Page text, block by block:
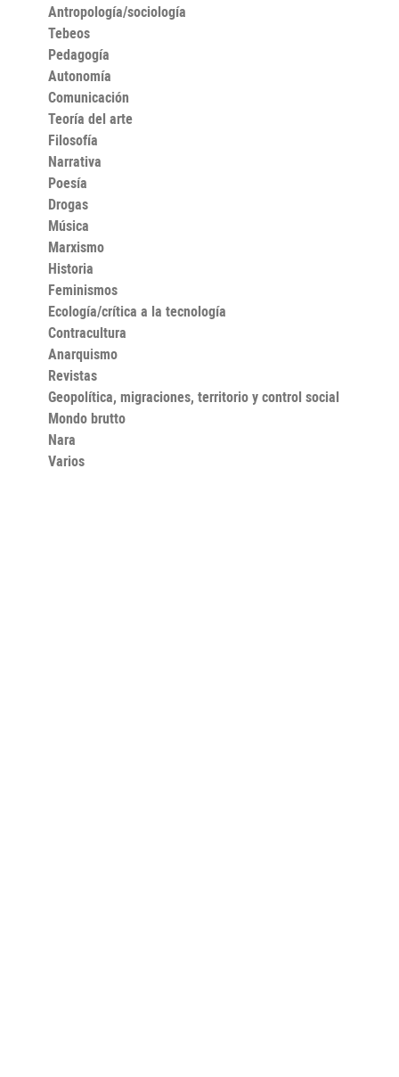
Antropología/sociología
Tebeos
Pedagogía
Autonomía
Comunicación
Teoría del arte
Filosofía
Narrativa
Poesía
Drogas
Música
Marxismo
Historia
Feminismos
Ecología/crítica a la tecnología
Contracultura
Anarquismo
Revistas
Geopolítica, migraciones, territorio y control social
Mondo brutto
Nara
Varios